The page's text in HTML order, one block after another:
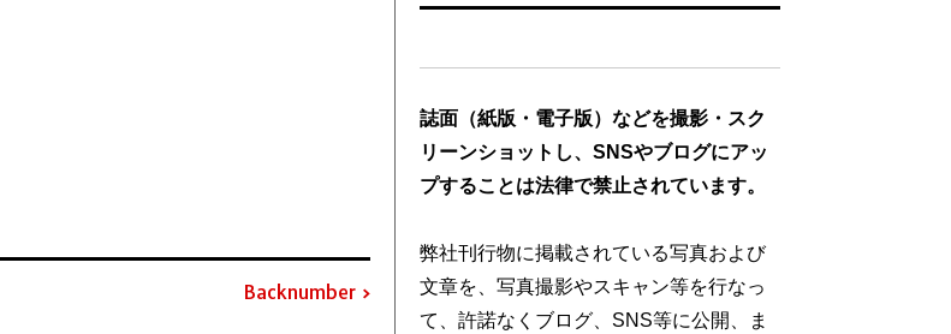
Backnumber
誌面（紙版・電子版）などを撮影・スク
リーンショットし、SNSやブログにアッ
プすることは法律で禁止されています。
弊社刊行物に掲載されている写真および
文章を、写真撮影やスキャン等を行なっ
て、許諾なくブログ、SNS等に公開、ま